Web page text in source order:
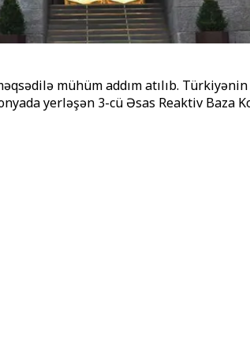
mühüm addım atılıb.
yerləşən 3-cü Əsas Reaktiv Baza